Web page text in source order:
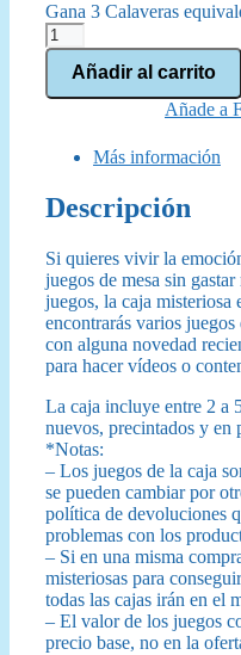
Gana 3 Calaveras
Caja
Misteriosa
Economy
cantidad
Añadir al carrito
Añade a
Más información
Descripción
Si quieres vivir la
juegos de mesa sin
juegos, la caja misteriosa
encontrarás varios
con alguna novedad
para hacer vídeos o
La caja incluye entre 2 a
nuevos, precintados y en
*Notas:
– Los juegos de la caja
se pueden cambiar por
política de devoluciones
problemas con los
– Si en una misma
misteriosas para
todas las cajas irán en el
– El valor de los juegos
precio base, no en la